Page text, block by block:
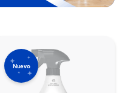
Nuevo